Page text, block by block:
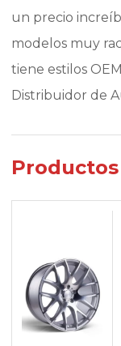
un precio
modelos muy
tiene estilos
Distribuidor de